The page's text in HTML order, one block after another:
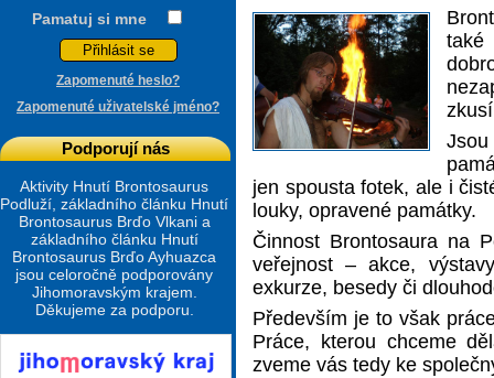
Pamatuj si mne
Zapomenuté heslo?
Zapomenuté uživatelské jméno?
Podporují nás
Aktivity Hnutí Brontosaurus
Podluží, základního článku Hnutí
Brontosaurus Brďo Vlkani a
základního článku Hnutí
Brontosaurus Brďo Ayhuazca
jsou celoročně podporovány
Jihomoravským krajem.
Děkujeme za podporu.
jen spousta fotek, ale i
louky, opravené památky.
Činnost Brontosaura na
veřejnost – akce,
exkurze, besedy či
Především je to však
Práce, kterou chceme
zveme vás tedy ke